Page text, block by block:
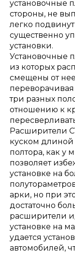
установочные
стороны, не
легко
существенно
установки.
Установочные
из которых
смещены от
три разных
отношению к
Расширители
куском длиной
полтора, как у
позволяет
установке на
арки, но при
достаточно
расширители
установке на
удается
автомобилей,